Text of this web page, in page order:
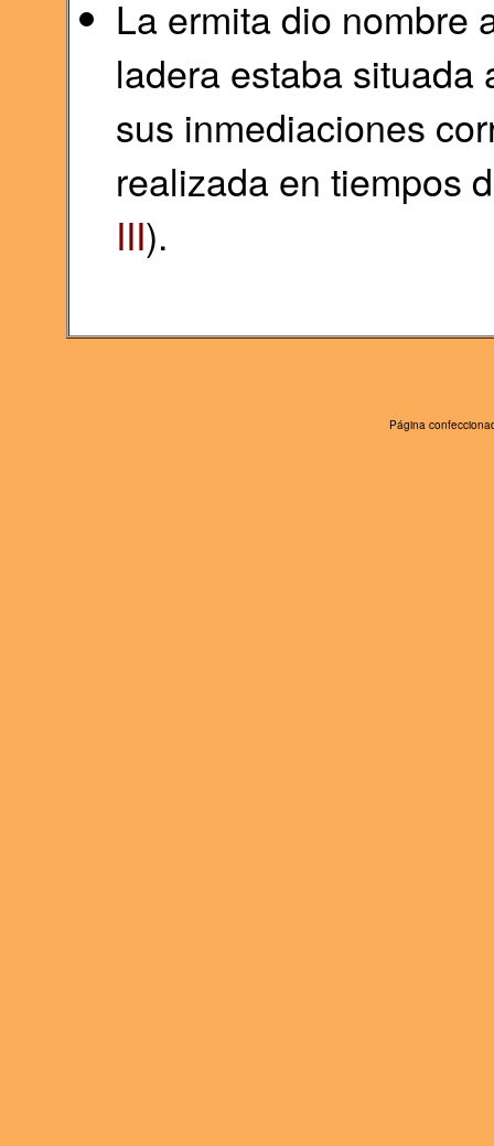
La ermita dio nombre
ladera estaba situada
sus inmediaciones
realizada en tiempos
III).
Página